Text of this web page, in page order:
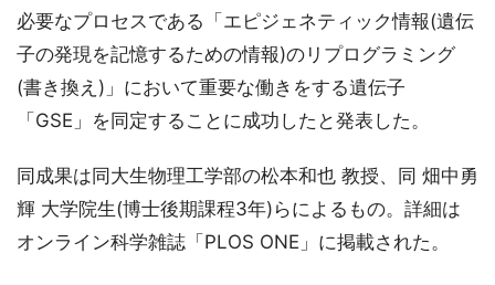
必要なプロセスである「エピジェネティック情報(遺伝
子の発現を記憶するための情報)のリプログラミング
(書き換え)」において重要な働きをする遺伝子
「GSE」を同定することに成功したと発表した。
同成果は同大生物理工学部の松本和也 教授、同 畑中勇
輝 大学院生(博士後期課程3年)らによるもの。詳細は
オンライン科学雑誌「PLOS ONE」に掲載された。